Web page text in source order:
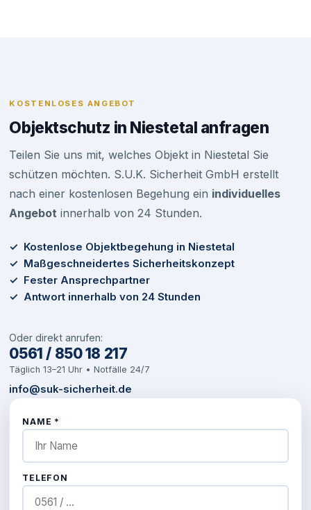
KOSTENLOSES ANGEBOT
Objektschutz in Niestetal anfragen
Teilen Sie uns mit, welches Objekt in Niestetal Sie
schützen möchten. S.U.K. Sicherheit GmbH erstellt
nach einer kostenlosen Begehung ein individuelles
Angebot innerhalb von 24 Stunden.
✓ Kostenlose Objektbegehung in Niestetal
✓ Maßgeschneidertes Sicherheitskonzept
✓ Fester Ansprechpartner
✓ Antwort innerhalb von 24 Stunden
Oder direkt anrufen:
0561 / 850 18 217
Täglich 13–21 Uhr • Notfälle 24/7
info@suk-sicherheit.de
NAME *
TELEFON